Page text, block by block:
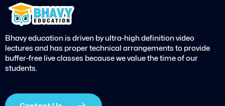
Bhavy education is driven by ultra-high definition video
lectures and has proper technical arrangements to provide
buffer-free live classes because we value the time of our
students.